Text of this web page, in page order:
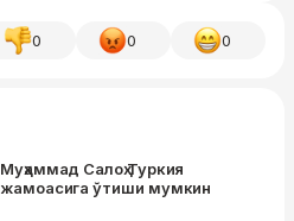
0 0 0
Муҳаммад Салоҳ Туркия
жамоасига ўтиши мумкин